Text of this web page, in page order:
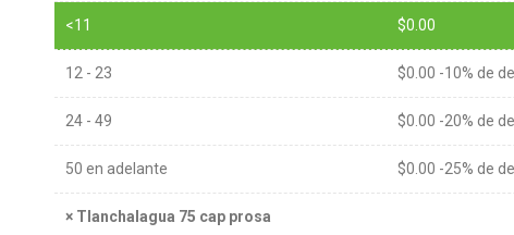
<11 $0.00
12 - 23 $0.00 -10% de
24 - 49 $0.00 -20% de
50 en adelante $0.00 -25% de
× Tlanchalagua 75 cap prosa